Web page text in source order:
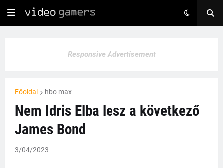
Responsive Advertisement
Főoldal hbo max
Nem Idris Elba lesz a következő
James Bond
3/04/2023